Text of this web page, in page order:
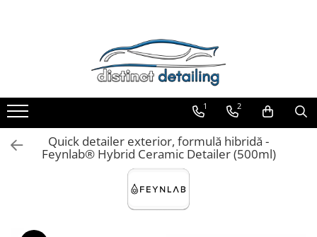
Unelte Tornador®
Piese de Schimb Tornador®
Maşini de Polishat
Talere şi Piese de Schimb
1 2
Quick detailer exterior, formulă hibridă -
Feynlab® Hybrid Ceramic Detailer (500ml)